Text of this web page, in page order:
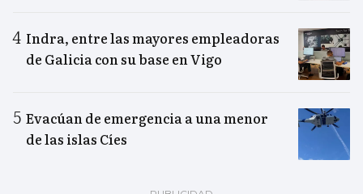
Indra, entre las mayores empleadoras
de Galicia con su base en Vigo
Evacúan de emergencia a una menor
de las islas Cíes